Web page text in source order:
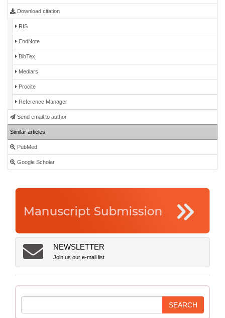
Download citation
RIS
EndNote
BibTex
Medlars
Procite
Reference Manager
Send email to author
Similar articles
PubMed
Google Scholar
NEWSLETTER
Join us our e-mail list